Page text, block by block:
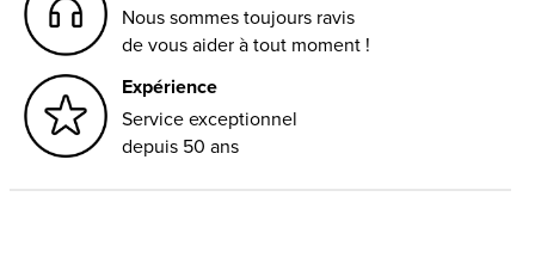
Nous sommes toujours ravis
de vous aider à tout moment !
Expérience
Service exceptionnel
depuis 50 ans